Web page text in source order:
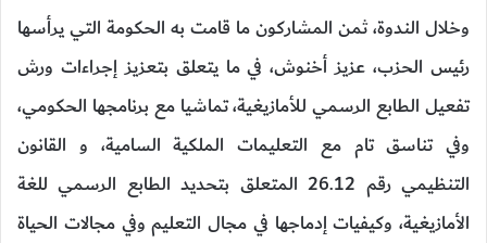
وخلال الندوة، ثمن المشاركون ما قامت به الحكومة التي يرأسها
رئيس الحزب، عزيز أخنوش، في ما يتعلق بتعزيز إجراءات ورش
تفعيل الطابع الرسمي للأمازيغية، تماشيا مع برنامجها الحكومي،
وفي تناسق تام مع التعليمات الملكية السامية، و القانون
التنظيمي رقم 26.12 المتعلق بتحديد الطابع الرسمي للغة
الأمازيغية، وكيفيات إدماجها في مجال التعليم وفي مجالات الحياة